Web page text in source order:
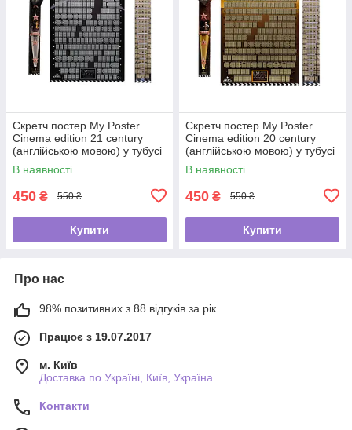
Скретч постер My Poster
Cinema edition 21 century
(англійською мовою) у тубусі
В наявності
450 ₴ 550 ₴
Купити
Скретч постер My Poster
Cinema edition 20 century
(англійською мовою) у тубусі
В наявності
450 ₴ 550 ₴
Купити
Про нас
98% позитивних з 88 відгуків за рік
Працює з 19.07.2017
м. Київ
Доставка по Україні, Київ, Україна
Контакти